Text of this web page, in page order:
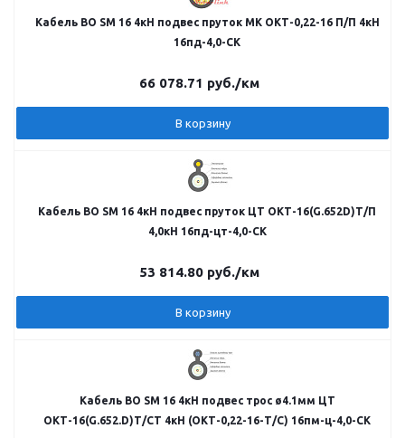
Кабель ВО SM 16 4кН подвес пруток МК ОКТ-0,22-16 П/П 4кН
16пд-4,0-СК
66 078.71 руб./км
В корзину
Кабель ВО SM 16 4кН подвес пруток ЦТ ОКТ-16(G.652D)Т/П
4,0кН 16пд-цт-4,0-СК
53 814.80 руб./км
В корзину
Кабель ВО SM 16 4кН подвес трос ø4.1мм ЦТ
ОКТ-16(G.652.D)Т/СТ 4кН (ОКТ-0,22-16-Т/С) 16пм-ц-4,0-СК